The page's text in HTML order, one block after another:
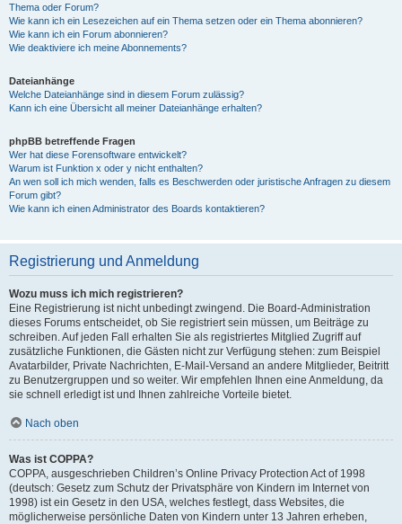
Thema oder Forum?
Wie kann ich ein Lesezeichen auf ein Thema setzen oder ein Thema abonnieren?
Wie kann ich ein Forum abonnieren?
Wie deaktiviere ich meine Abonnements?
Dateianhänge
Welche Dateianhänge sind in diesem Forum zulässig?
Kann ich eine Übersicht all meiner Dateianhänge erhalten?
phpBB betreffende Fragen
Wer hat diese Forensoftware entwickelt?
Warum ist Funktion x oder y nicht enthalten?
An wen soll ich mich wenden, falls es Beschwerden oder juristische Anfragen zu diesem
Forum gibt?
Wie kann ich einen Administrator des Boards kontaktieren?
Registrierung und Anmeldung
Wozu muss ich mich registrieren?
Eine Registrierung ist nicht unbedingt zwingend. Die Board-Administration
dieses Forums entscheidet, ob Sie registriert sein müssen, um Beiträge zu
schreiben. Auf jeden Fall erhalten Sie als registriertes Mitglied Zugriff auf
zusätzliche Funktionen, die Gästen nicht zur Verfügung stehen: zum Beispiel
Avatarbilder, Private Nachrichten, E-Mail-Versand an andere Mitglieder, Beitritt
zu Benutzergruppen und so weiter. Wir empfehlen Ihnen eine Anmeldung, da
sie schnell erledigt ist und Ihnen zahlreiche Vorteile bietet.
Nach oben
Was ist COPPA?
COPPA, ausgeschrieben Children’s Online Privacy Protection Act of 1998
(deutsch: Gesetz zum Schutz der Privatsphäre von Kindern im Internet von
1998) ist ein Gesetz in den USA, welches festlegt, dass Websites, die
möglicherweise persönliche Daten von Kindern unter 13 Jahren erheben,